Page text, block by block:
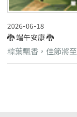
2026-06-18
🐉 端午安康 🐉
粽葉飄香，佳節將至